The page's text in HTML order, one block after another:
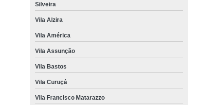
Silveira
Vila Alzira
Vila América
Vila Assunção
Vila Bastos
Vila Curuçá
Vila Francisco Matarazzo